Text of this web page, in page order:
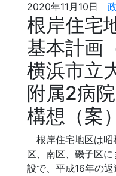
2020年11月10日
根岸住宅
基本計画
横浜市立
附属2病
構想（案）
根岸住宅地区は昭
区、南区、磯子区
設で、平成16年の